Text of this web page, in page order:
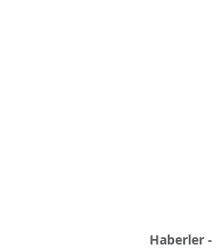
Haberler -